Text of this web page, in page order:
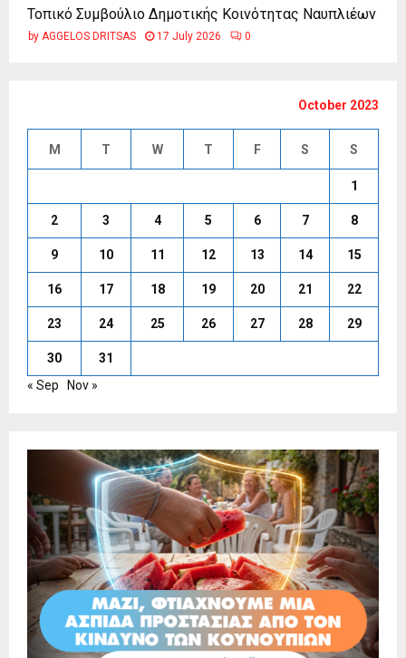
Τοπικό Συμβούλιο Δημοτικής Κοινότητας Ναυπλιέων
by AGGELOS DRITSAS 17 July 2026 0
October 2023
M T W T F S S
1
2 3 4 5 6 7 8
9 10 11 12 13 14 15
16 17 18 19 20 21 22
23 24 25 26 27 28 29
30
31
« Sep
Nov »